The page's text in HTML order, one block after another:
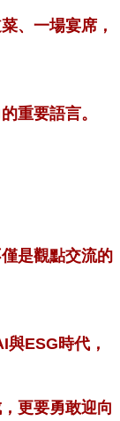
、一場宴席，
重要語言。
是觀點交流的
ESG時代，
更要勇敢迎向